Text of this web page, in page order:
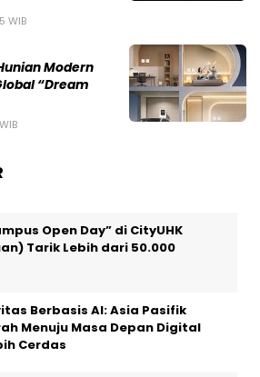
WIB
Modern
“Dream
Open Day” di CityUHK
Tarik Lebih dari 50.000
Berbasis AI: Asia Pasifik
Menuju Masa Depan Digital
Cerdas